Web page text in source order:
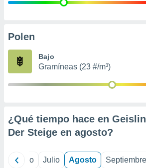
e
publicidad
Polen
Bajo
Gramíneas (23 #/m³)
¿Qué tiempo hace en
Der Steige en agosto?
Junio Julio Agosto Septiembre